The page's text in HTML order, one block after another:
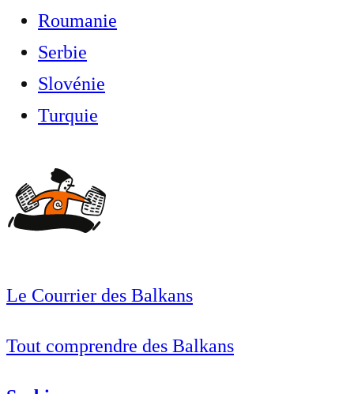
Roumanie
Serbie
Slovénie
Turquie
Le Courrier des Balkans
Tout comprendre des Balkans